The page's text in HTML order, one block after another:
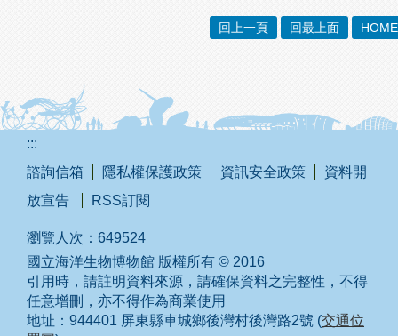
回上一頁 回最上面 HOME
:::
諮詢信箱
隱私權保護政策 資訊安全政策
資料開
放宣告
RSS訂閱
瀏覽人次： 649524
國立海洋生物博物館 版權所有 © 2016
引用時，請註明資料來源，請確保資料之完整性，不得
任意增刪，亦不得作為商業使用
地址：944401 屏東縣車城鄉後灣村後灣路2號 (交通位